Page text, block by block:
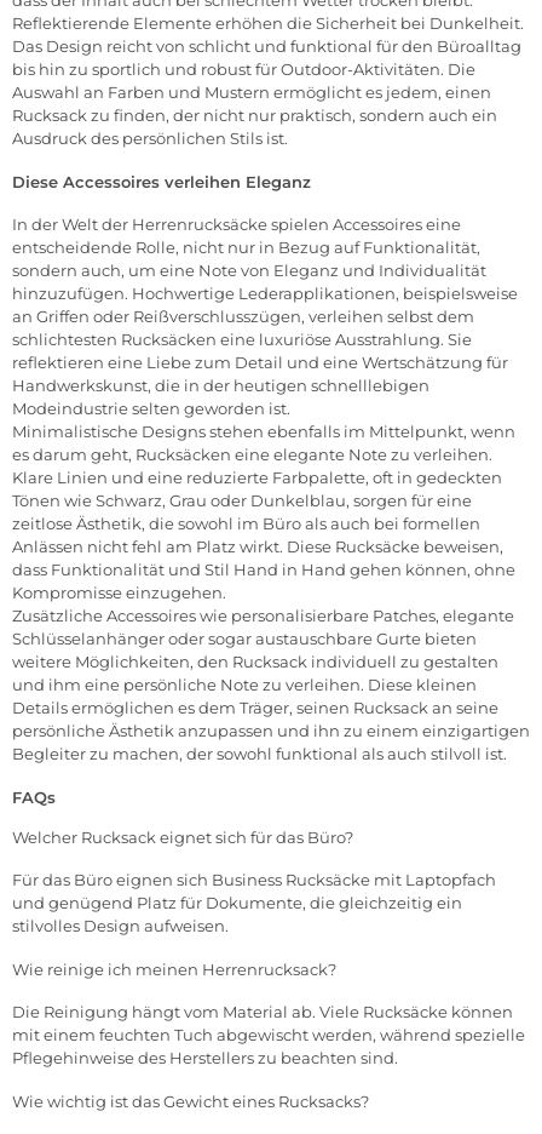
Reflektierende Elemente erhöhen die Sicherheit bei Dunkelheit.
Das Design reicht von schlicht und funktional für den Büroalltag
bis hin zu sportlich und robust für Outdoor-Aktivitäten. Die
Auswahl an Farben und Mustern ermöglicht es jedem, einen
Rucksack zu finden, der nicht nur praktisch, sondern auch ein
Ausdruck des persönlichen Stils ist.
Diese Accessoires verleihen Eleganz
In der Welt der Herrenrucksäcke spielen Accessoires eine
entscheidende Rolle, nicht nur in Bezug auf Funktionalität,
sondern auch, um eine Note von Eleganz und Individualität
hinzuzufügen. Hochwertige Lederapplikationen, beispielsweise
an Griffen oder Reißverschlusszügen, verleihen selbst dem
schlichtesten Rucksäcken eine luxuriöse Ausstrahlung. Sie
reflektieren eine Liebe zum Detail und eine Wertschätzung für
Handwerkskunst, die in der heutigen schnelllebigen
Modeindustrie selten geworden ist.
Minimalistische Designs stehen ebenfalls im Mittelpunkt, wenn
es darum geht, Rucksäcken eine elegante Note zu verleihen.
Klare Linien und eine reduzierte Farbpalette, oft in gedeckten
Tönen wie Schwarz, Grau oder Dunkelblau, sorgen für eine
zeitlose Ästhetik, die sowohl im Büro als auch bei formellen
Anlässen nicht fehl am Platz wirkt. Diese Rucksäcke beweisen,
dass Funktionalität und Stil Hand in Hand gehen können, ohne
Kompromisse einzugehen.
Zusätzliche Accessoires wie personalisierbare Patches, elegante
Schlüsselanhänger oder sogar austauschbare Gurte bieten
weitere Möglichkeiten, den Rucksack individuell zu gestalten
und ihm eine persönliche Note zu verleihen. Diese kleinen
Details ermöglichen es dem Träger, seinen Rucksack an seine
persönliche Ästhetik anzupassen und ihn zu einem einzigartigen
Begleiter zu machen, der sowohl funktional als auch stilvoll ist.
FAQs
Welcher Rucksack eignet sich für das Büro?
Für das Büro eignen sich Business Rucksäcke mit Laptopfach
und genügend Platz für Dokumente, die gleichzeitig ein
stilvolles Design aufweisen.
Wie reinige ich meinen Herrenrucksack?
Die Reinigung hängt vom Material ab. Viele Rucksäcke können
mit einem feuchten Tuch abgewischt werden, während spezielle
Pflegehinweise des Herstellers zu beachten sind.
Wie wichtig ist das Gewicht eines Rucksacks?